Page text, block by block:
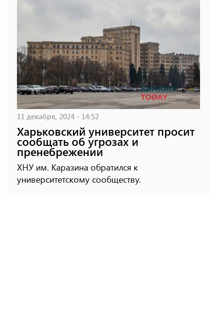
11 декабря, 2024 - 14:52
Харьковский университет просит
сообщать об угрозах и
пренебрежении
ХНУ им. Каразина обратился к
университетскому сообществу.